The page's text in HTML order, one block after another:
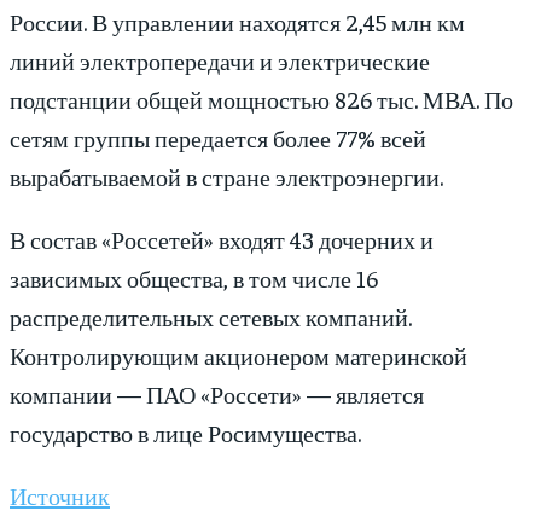
России. В управлении находятся 2,45 млн км
линий электропередачи и электрические
подстанции общей мощностью 826 тыс. МВА. По
сетям группы передается более 77% всей
вырабатываемой в стране электроэнергии.
В состав «Россетей» входят 43 дочерних и
зависимых общества, в том числе 16
распределительных сетевых компаний.
Контролирующим акционером материнской
компании — ПАО «Россети» — является
государство в лице Росимущества.
Источник